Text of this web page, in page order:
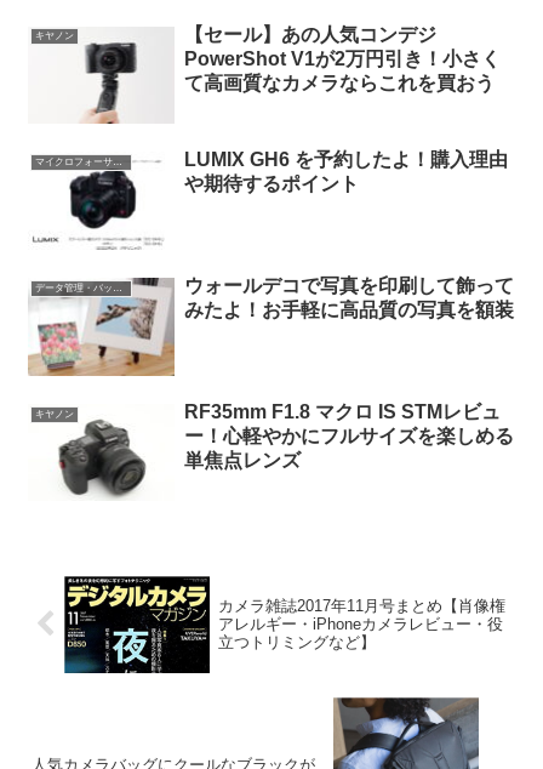
キヤノン
【セール】あの人気コンデジ
PowerShot V1が2万円引き！小さく
て高画質なカメラならこれを買おう
マイクロフォーサーズ
LUMIX GH6 を予約したよ！購入理由
や期待するポイント
データ管理・バックアップ
ウォールデコで写真を印刷して飾って
みたよ！お手軽に高品質の写真を額装
キヤノン
RF35mm F1.8 マクロ IS STMレビュ
ー！心軽やかにフルサイズを楽しめる
単焦点レンズ
カメラ雑誌2017年11月号まとめ【肖像権
アレルギー・iPhoneカメラレビュー・役
立つトリミングなど】
人気カメラバッグにクールなブラックが